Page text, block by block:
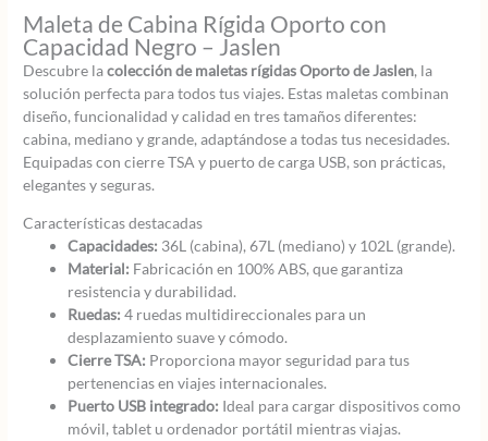
cantidad
Maleta de Cabina Rígida Oporto con
Capacidad Negro – Jaslen
Descubre lacolección de maletas rígidas Oporto de Jaslen, la
solución perfecta para todos tus viajes. Estas maletas combinan
diseño, funcionalidad y calidad en tres tamaños diferentes:
cabina, mediano y grande, adaptándose a todas tus necesidades.
Equipadas con cierre TSA y puerto de carga USB, son prácticas,
elegantes y seguras.
Características destacadas
Capacidades: 36L (cabina), 67L (mediano) y 102L (grande).
Material: Fabricación en 100% ABS, que garantiza
resistencia y durabilidad.
Ruedas: 4 ruedas multidireccionales para un
desplazamiento suave y cómodo.
Cierre TSA: Proporciona mayor seguridad para tus
pertenencias en viajes internacionales.
Puerto USB integrado: Ideal para cargar dispositivos como
móvil, tablet u ordenador portátil mientras viajas.